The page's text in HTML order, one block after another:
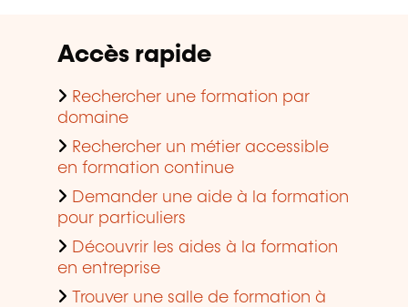
Accès rapide
Rechercher une formation par
domaine
Rechercher un métier accessible
en formation continue
Demander une aide à la formation
pour particuliers
Découvrir les aides à la formation
en entreprise
Trouver une salle de formation à